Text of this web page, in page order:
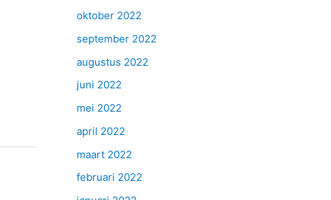
oktober 2022
september 2022
augustus 2022
juni 2022
mei 2022
april 2022
maart 2022
februari 2022